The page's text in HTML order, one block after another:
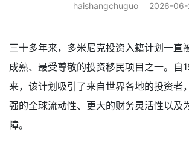
haishangchuguo 2026-06-
三十多年来，多米尼克投资入籍计划一直
成熟、最受尊敬的投资移民项目之一。自
来，该计划吸引了来自世界各地的投资者
强的全球流动性、更大的财务灵活性以及
障。